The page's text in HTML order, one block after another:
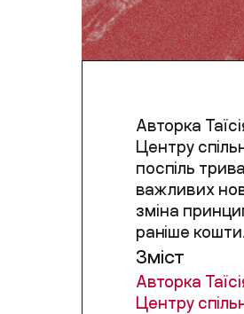
Авторка
Центру
поспіль
важливих
зміна
раніше
Зміст
Авторка
Центру